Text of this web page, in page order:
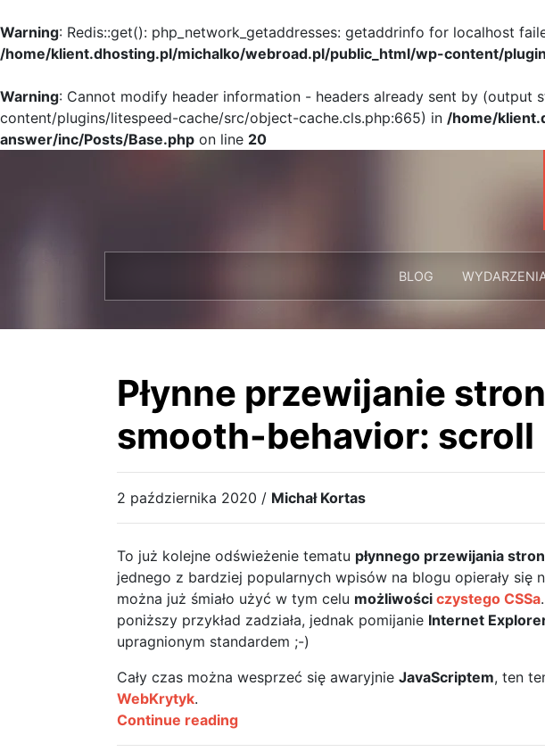
Warning: Redis::get(): php_network_getaddresses: getaddrinfo for localhost
/home/klient.dhosting.pl/michalko/webroad.pl/public_html/wp-content/
Warning: Cannot modify header information - headers already sent by
content/plugins/litespeed-cache/src/object-cache.cls.php:665) in /home/
answer/inc/Posts/Base.php on line 20
BLOG
Płynne przewijanie
smooth-behavior: scroll
2 października 2020 / Michał Kortas
To już kolejne odświeżenie tematu płynnego przewijania
jednego z bardziej popularnych wpisów na blogu opierały się
można już śmiało użyć w tym celu możliwości czystego CSSa
poniższy przykład zadziała, jednak pomijanie Internet
upragnionym standardem ;-)
Cały czas można wesprzeć się awaryjnie JavaScriptem, ten
WebKrytyk.
Continue readingPłynne
przewijanie